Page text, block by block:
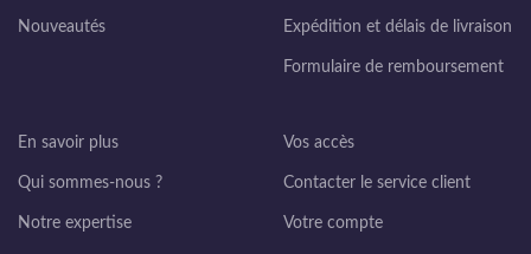
Nouveautés Expédition et délais de livraison
Formulaire de remboursement
En savoir plus
Qui sommes-nous ?
Notre expertise
Vos accès
Contacter le service client
Votre compte